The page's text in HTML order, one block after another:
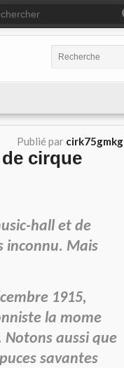
Publié par cirk75gmkg
cirque
hall et de
inconnu. Mais
1915,
la mome
Notons aussi que
savantes